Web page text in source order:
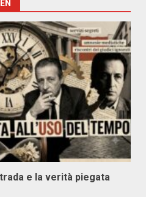
e la verità piegata